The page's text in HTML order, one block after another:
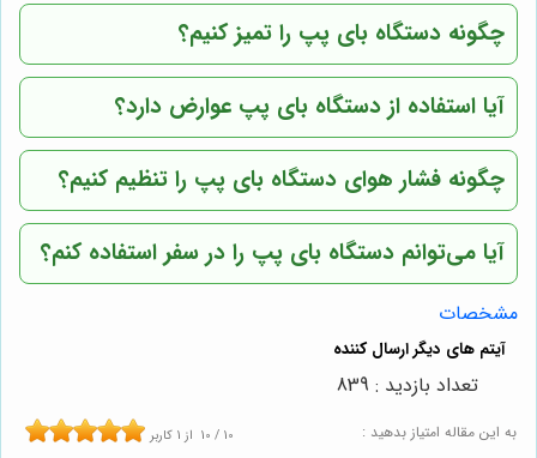
چگونه دستگاه بای پپ را تمیز کنیم؟
آیا استفاده از دستگاه بای پپ عوارض دارد؟
چگونه فشار هوای دستگاه بای پپ را تنظیم کنیم؟
آیا می‌توانم دستگاه بای پپ را در سفر استفاده کنم؟
مشخصات
به این مقاله امتیاز بدهید : 10 / 10 از 1 کاربر
تعداد بازدید : 839